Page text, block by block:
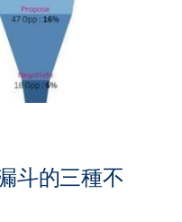
斗的三種不